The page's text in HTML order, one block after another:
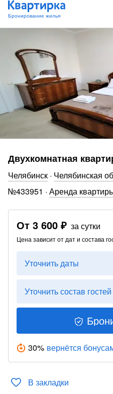
Двухкомнатная
Челябинск · Челябинская
№433951 · Аренда
От 3 600 ₽ за сутки
Цена зависит от дат и состава
Уточнить даты
Уточнить состав гостей
30% вернётся
В закладки